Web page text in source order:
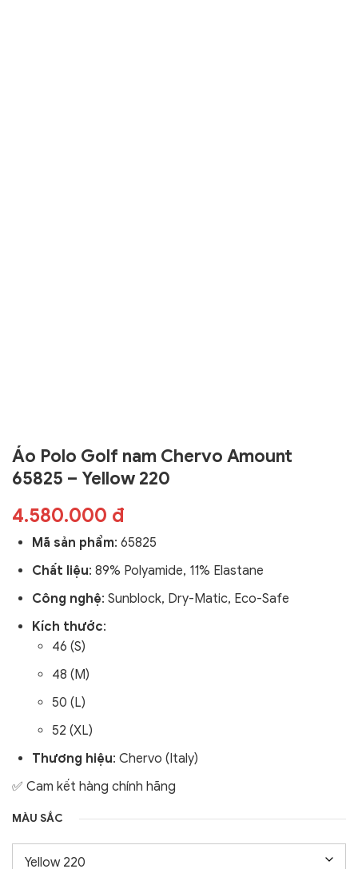
Áo Polo Golf nam Chervo Amount
65825 – Yellow 220
4.580.000 đ
Mã sản phẩm: 65825
Chất liệu: 89% Polyamide, 11% Elastane
Công nghệ: Sunblock, Dry-Matic, Eco-Safe
Kích thước:
46 (S)
48 (M)
50 (L)
52 (XL)
Thương hiệu: Chervo (Italy)
✅ Cam kết hàng chính hãng
MÀU SẮC